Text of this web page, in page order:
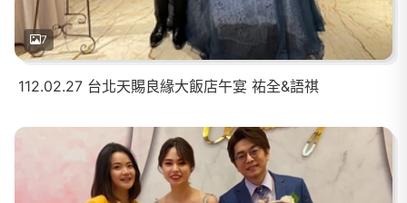
7
112.02.27 台北天賜良緣大飯店午宴 祐全&語祺